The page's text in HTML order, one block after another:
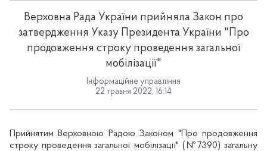
Верховна Рада України прийняла Закон про
затвердження Указу Президента України "Про
продовження строку проведення загальної
мобілізації"
Інформаційне управління
22 травня 2022, 16:14
Прийнятим Верховною Радою Законом "Про продовження
строку проведення загальної мобілізації" (№7390) загальну